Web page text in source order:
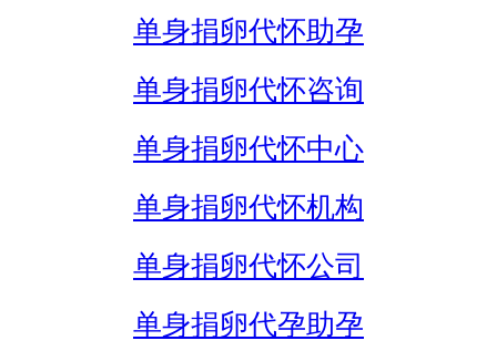
单身捐卵代怀助孕
单身捐卵代怀咨询
单身捐卵代怀中心
单身捐卵代怀机构
单身捐卵代怀公司
单身捐卵代孕助孕